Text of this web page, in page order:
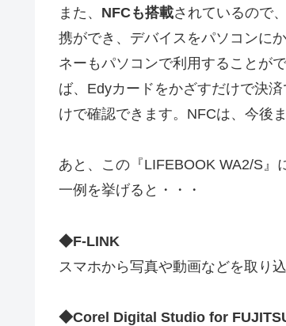
また、 NFCも搭載されているので
携ができ、デバイスをパソコンに
ネーもパソコンで利用することが
ば、Edyカードをかざすだけで決
けで確認できます。NFCは、今後
あと、この『LIFEBOOK WA2/S』
一例を挙げると・・・
◆F-LINK
スマホから写真や動画などを取り
◆Corel Digital Studio for